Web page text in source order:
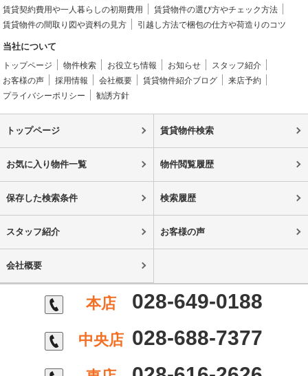
賃貸契約費用や一人暮らしの初期費用
賃貸物件の選び方やチェック方法
賃貸物件の間取り図や資料の見方
引越し方法で梱包の仕方や荷造りのコツ
当社について
トップページ 物件検索 お役立ち情報 お知らせ
スタッフ紹介
お客様の声
採用情報 会社概要 賃貸物件紹介ブログ
来店予約
プライバシーポリシー
勧誘方針
トップページ 賃貸物件検索
お気に入り物件一覧 物件閲覧履歴
保存した検索条件 検索履歴
スタッフ紹介 お客様の声
会社概要
本店 028-649-0188
中央店 028-688-7377